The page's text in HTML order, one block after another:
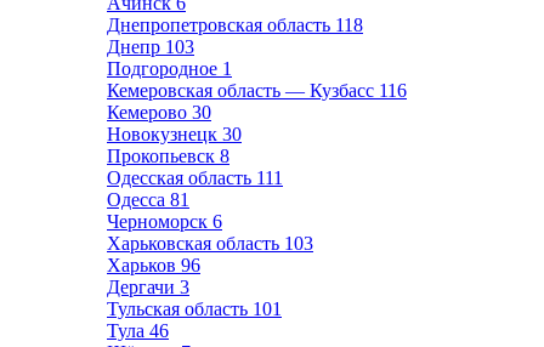
Днепропетровская область 118
Днепр 103
Подгородное 1
Кемеровская область — Кузбасс 116
Кемерово 30
Новокузнецк 30
Прокопьевск 8
Одесская область 111
Одесса 81
Черноморск 6
Харьковская область 103
Харьков 96
Дергачи 3
Тульская область 101
Тула 46